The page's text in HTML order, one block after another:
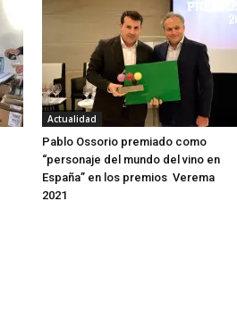
Actualidad
Pablo Ossorio premiado como
“personaje del mundo del vino en
España” en los premios Verema
2021